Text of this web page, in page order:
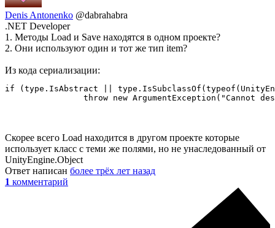
Denis Antonenko @dabrahabra
.NET Developer
1. Методы Load и Save находятся в одном проекте?
2. Они используют один и тот же тип item?
Из кода сериализации:
if (type.IsAbstract ||
throw new ArgumentException("Cannot
Скорее всего Load находится в другом проекте которые
использует класс с теми же полями, но не унаследованный от
UnityEngine.Object
Ответ написан более трёх лет назад
1 комментарий